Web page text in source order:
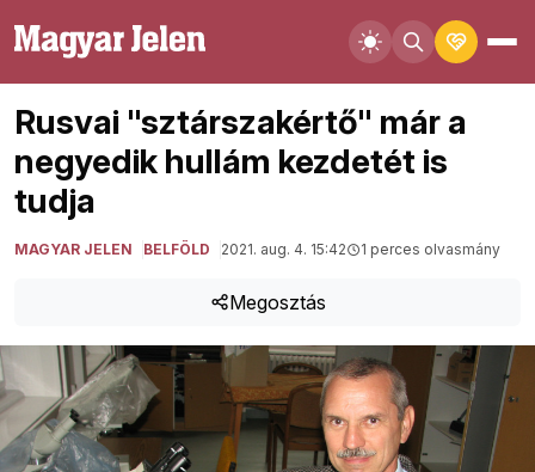
Rusvai "sztárszakértő" már a
negyedik hullám kezdetét is
tudja
MAGYAR JELEN BELFÖLD 2021. aug. 4. 15:42 1 perces olvasmány
Megosztás